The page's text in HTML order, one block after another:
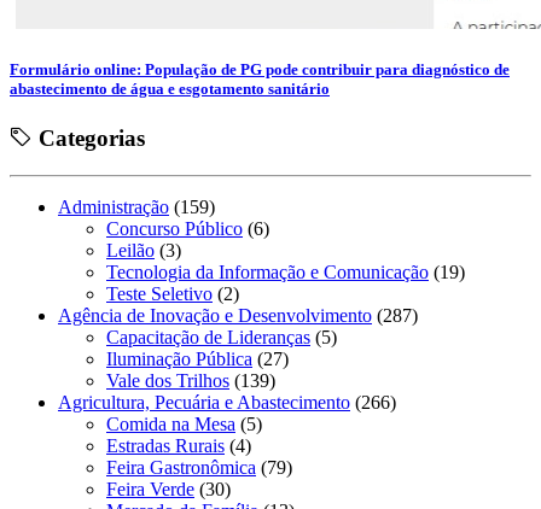
Formulário online: População de PG pode contribuir para diagnóstico de
abastecimento de água e esgotamento sanitário
Categorias
Administração (159)
Concurso Público (6)
Leilão (3)
Tecnologia da Informação e Comunicação (19)
Teste Seletivo (2)
Agência de Inovação e Desenvolvimento (287)
Capacitação de Lideranças (5)
Iluminação Pública (27)
Vale dos Trilhos (139)
Agricultura, Pecuária e Abastecimento (266)
Comida na Mesa (5)
Estradas Rurais (4)
Feira Gastronômica (79)
Feira Verde (30)